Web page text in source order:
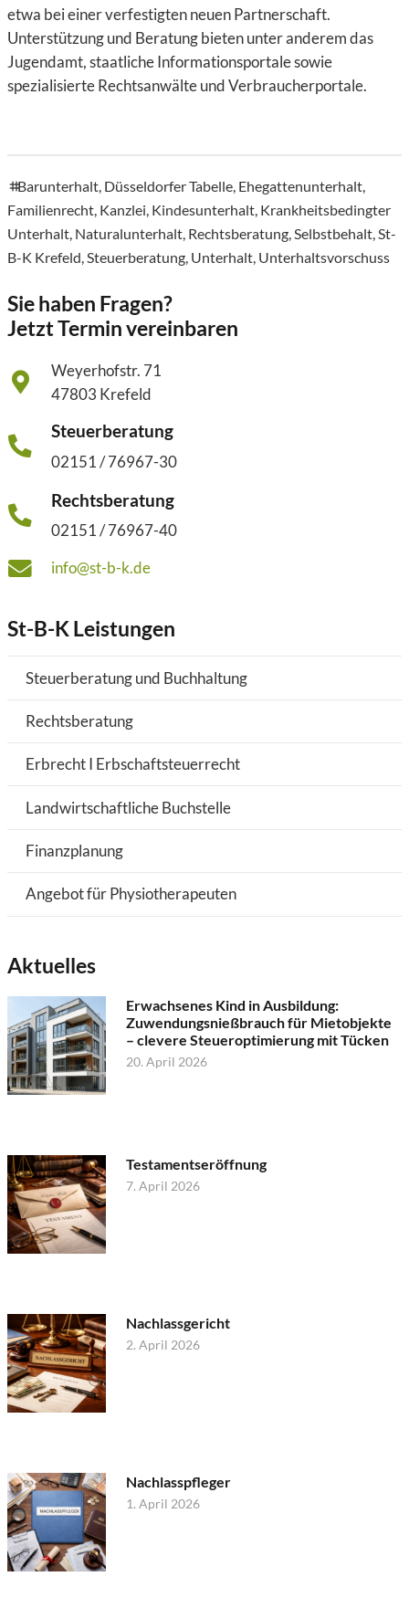
etwa bei einer verfestigten neuen Partnerschaft.
Unterstützung und Beratung bieten unter anderem das
Jugendamt, staatliche Informationsportale sowie
spezialisierte Rechtsanwälte und Verbraucherportale.
tags
Barunterhalt, Düsseldorfer Tabelle, Ehegattenunterhalt,
Familienrecht, Kanzlei, Kindesunterhalt, Krankheitsbedingter
Unterhalt, Naturalunterhalt, Rechtsberatung,Selbstbehalt,St-
B-K Krefeld,Steuerberatung, Unterhalt, Unterhaltsvorschuss
Sie haben Fragen?
Jetzt Termin vereinbaren
Weyerhofstr. 71
47803 Krefeld
Steuerberatung
02151 / 76967-30
Rechtsberatung
02151 / 76967-40
info@st-b-k.de
St-B-K Leistungen
Steuerberatung und Buchhaltung
Rechtsberatung
Erbrecht I Erbschaftsteuerrecht
Landwirtschaftliche Buchstelle
Finanzplanung
Angebot für Physiotherapeuten
Aktuelles
Erwachsenes Kind in Ausbildung:
Zuwendungsnießbrauch für Mietobjekte
– clevere Steueroptimierung mit Tücken
20. April 2026
Testamentseröffnung
7. April 2026
Nachlassgericht
2. April 2026
Nachlasspfleger
1. April 2026